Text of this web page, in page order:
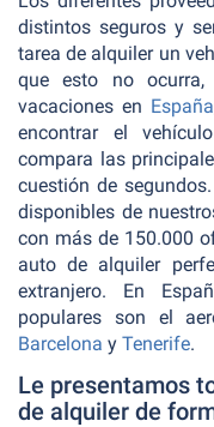
distintos seguros y
tarea de alquiler un
que esto no
vacaciones en España
encontrar el
compara las
cuestión de
disponibles de
con más de 150.000
auto de alquiler
extranjero. En
populares son el
Barcelona y Tenerife.
Le presentamos
de alquiler de